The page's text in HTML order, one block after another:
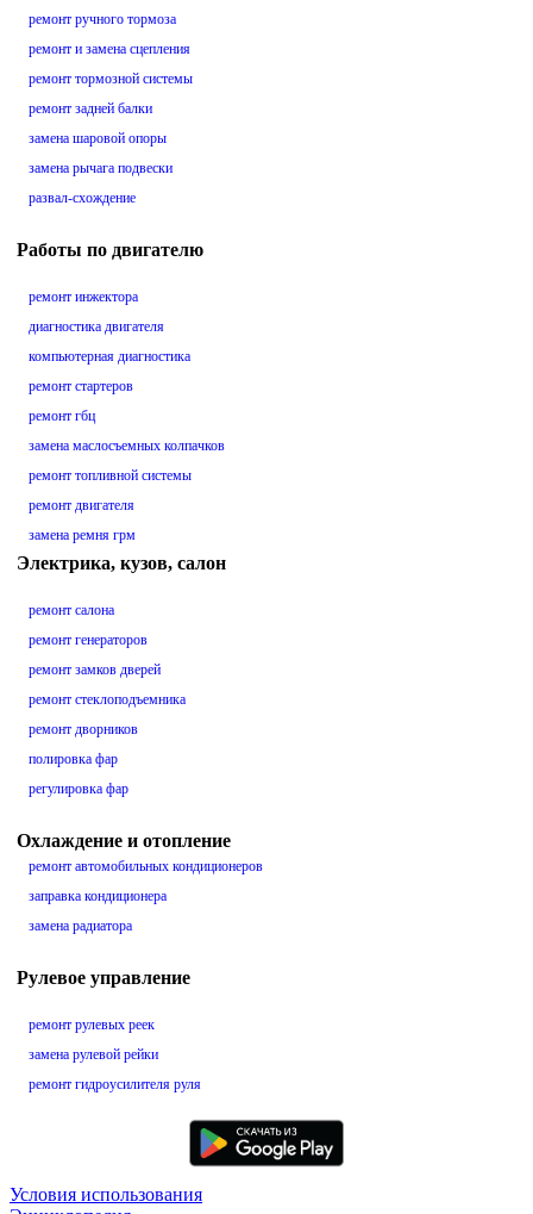
ремонт ручного тормоза
ремонт и замена сцепления
ремонт тормозной системы
ремонт задней балки
замена шаровой опоры
замена рычага подвески
развал-схождение
Работы по двигателю
ремонт инжектора
диагностика двигателя
компьютерная диагностика
ремонт стартеров
ремонт гбц
замена маслосъемных колпачков
ремонт топливной системы
ремонт двигателя
замена ремня грм
Электрика, кузов, салон
ремонт салона
ремонт генераторов
ремонт замков дверей
ремонт стеклоподъемника
ремонт дворников
полировка фар
регулировка фар
Охлаждение и отопление
ремонт автомобильных кондиционеров
заправка кондиционера
замена радиатора
Рулевое управление
ремонт рулевых реек
замена рулевой рейки
ремонт гидроусилителя руля
Условия использования